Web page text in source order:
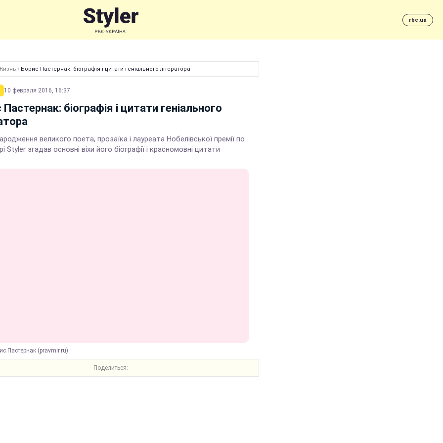
rbc.ua
› Борис Пастернак: біографія і цитати геніального літератора
10 февраля 2016, 16:37
біографія і цитати геніального
великого поета, прозаїка і лауреата Нобелівської премії по
Styler згадав основні віхи його біографії і красномовні цитати
Пастернак (pravmir.ru)
Поделиться: